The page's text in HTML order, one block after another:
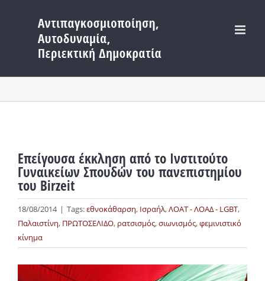
περιεχόμενο
Επείγουσα έκκληση από το Ινστιτούτο
Γυναικείων Σπουδών του πανεπιστημίου
του Birzeit
18/08/2014 | Tags:εθνοκάθαρση, Ισραήλ,ΛΟΑΤ - ΛΟΑΔ - LGBT,
Παλαιστίνη, ΠΡΩΤΟΣΕΛΙΔΟ, ρατσισμός,σιωνισμός,φεμινιστικό
κίνημα
Προβολή